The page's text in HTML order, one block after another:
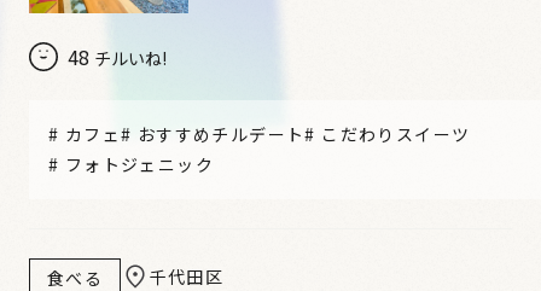
48 チルいね!
# カフェ# おすすめチルデート# こだわりスイーツ
# フォトジェニック
食べる 千代田区